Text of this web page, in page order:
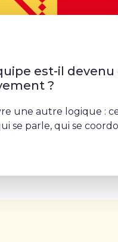
est-il devenu
?
une autre logique :
se parle, qui se